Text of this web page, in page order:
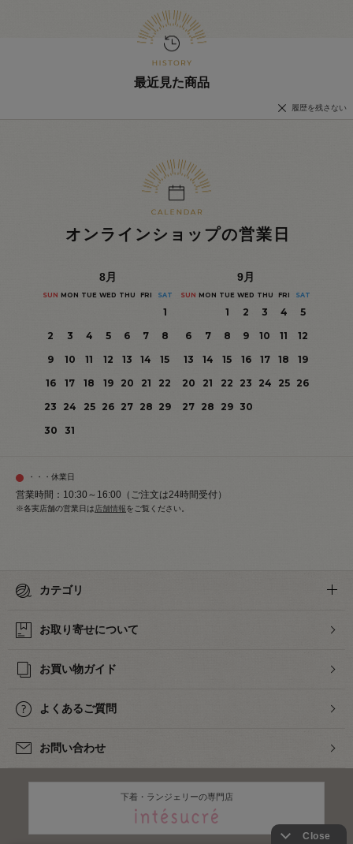
最近見た商品
履歴を残さない
オンラインショップの営業日
8月
SUN MON TUE WED THU FRI SAT
1
2
3 4 5 6 7
8
9
10 11 12 13 14
15
16
17 18 19 20 21
22
23
24 25 26 27 28 29
30
31
9月
SUN MON TUE WED THU FRI SAT
1 2 3 4
5
6
7 8 9 10 11
12
13
14 15 16 17 18
19
20
21 22 23 24 25
26
27 28 29 30
・・・休業日
営業時間：10:30～16:00（ご注文は24時間受付）
※各実店舗の営業日は店舗情報をご覧ください。
カテゴリ
お取り寄せについて
お買い物ガイド
よくあるご質問
お問い合わせ
下着・ランジェリーの専門店